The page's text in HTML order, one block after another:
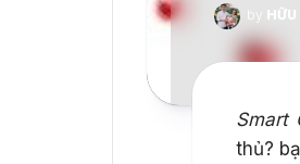
by
Smart
thủ?